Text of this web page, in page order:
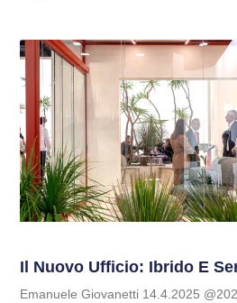
Il Nuovo Ufficio: Ibrido E
Emanuele Giovanetti 14.4.2025